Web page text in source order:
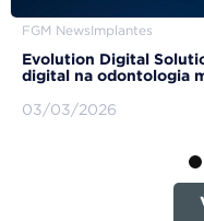
FGM News Implantes
Evolution Digital
digital na odontologia
03/03/2026
4